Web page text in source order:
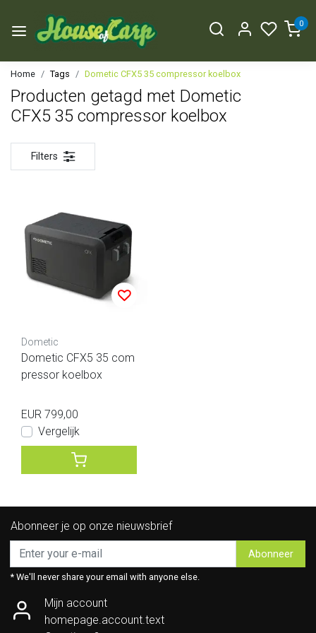
0
Home Tags Dometic CFX5 35 compressor koelbox
Producten getagd met Dometic
CFX5 35 compressor koelbox
Filters
Dometic
Dometic CFX5 35 com
pressor koelbox
EUR 799,00
Vergelijk
Abonneer je op onze nieuwsbrief
Abonneer
* We'll never share your email with anyone else.
Mijn account
homepage.account.text